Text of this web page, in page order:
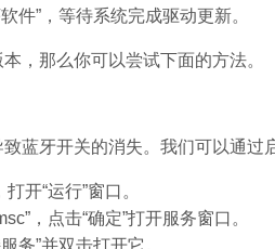
件”，等待系统完成驱动更新。
，那么你可以尝试下面的方法。
蓝牙开关的消失。我们可以通过
开“运行”窗口。
，点击“确定”打开服务窗口。
务”并双击打开它。